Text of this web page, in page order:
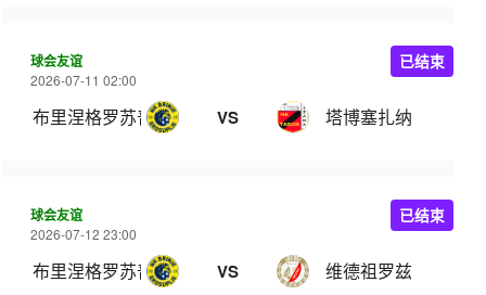
球会友谊
2026-07-11 02:00
布里涅格罗苏普列 VS 塔博塞扎纳
已结束
球会友谊
2026-07-12 23:00
布里涅格罗苏普列 VS 维德祖罗兹
已结束